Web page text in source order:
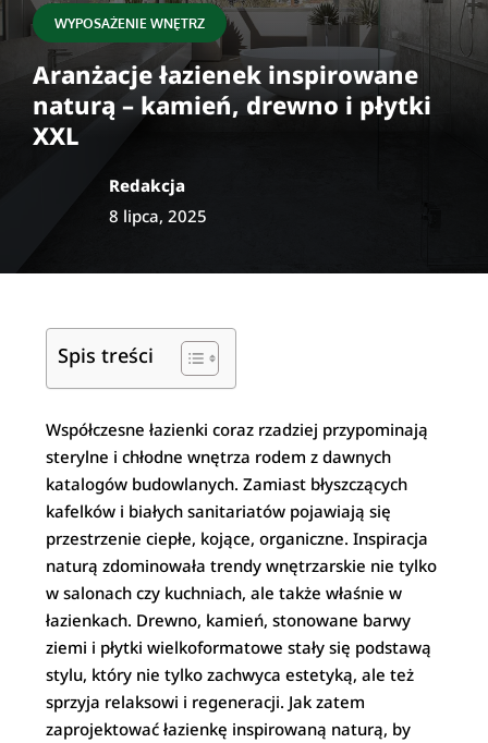
WYPOSAŻENIE WNĘTRZ
Aranżacje łazienek inspirowane
naturą – kamień, drewno i płytki
XXL
Redakcja
8 lipca, 2025
Spis treści
Współczesne łazienki coraz rzadziej przypominają
sterylne i chłodne wnętrza rodem z dawnych
katalogów budowlanych. Zamiast błyszczących
kafelków i białych sanitariatów pojawiają się
przestrzenie ciepłe, kojące, organiczne. Inspiracja
naturą zdominowała trendy wnętrzarskie nie tylko
w salonach czy kuchniach, ale także właśnie w
łazienkach. Drewno, kamień, stonowane barwy
ziemi i płytki wielkoformatowe stały się podstawą
stylu, który nie tylko zachwyca estetyką, ale też
sprzyja relaksowi i regeneracji. Jak zatem
zaprojektować łazienkę inspirowaną naturą, by